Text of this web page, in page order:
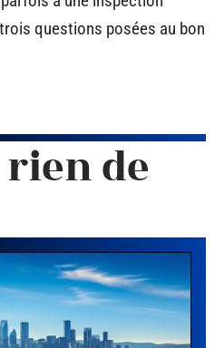
questions posées au bon
de